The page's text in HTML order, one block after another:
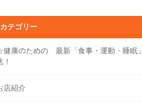
カテゴリー
康のための 最新「食事・運動・睡眠」
！
店紹介